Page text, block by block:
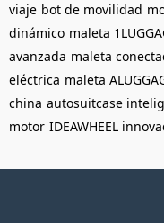
viaje bot de movilidad
dinámico maleta
avanzada maleta
eléctrica maleta
china autosuitcase
motor IDEAWHEEL